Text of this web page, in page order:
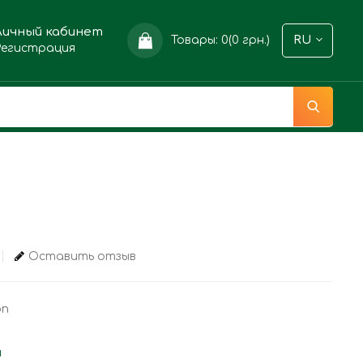
кабинет
Товары: 0(0 грн.) RU
Оставить отзыв